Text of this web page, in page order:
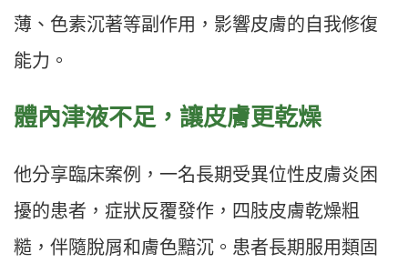
薄、色素沉著等副作用，影響皮膚的自我修復
能力。
體內津液不足，讓皮膚更乾燥
他分享臨床案例，一名長期受異位性皮膚炎困
擾的患者，症狀反覆發作，四肢皮膚乾燥粗
糙，伴隨脫屑和膚色黯沉。患者長期服用類固